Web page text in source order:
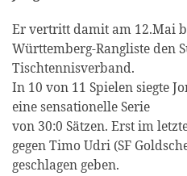
Er vertritt damit am 12.Mai
Württemberg-Rangliste den
Tischtennisverband.
In 10 von 11 Spielen siegte
eine sensationelle Serie
von 30:0 Sätzen. Erst im
gegen Timo Udri (SF
geschlagen geben.